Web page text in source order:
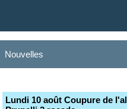
Nouvelles
Lundi 10 août Coupure de